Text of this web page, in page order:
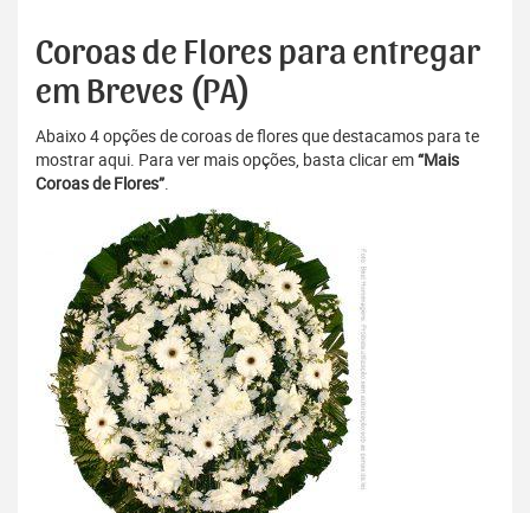
Coroas de Flores para entregar
em Breves (PA)
Abaixo 4 opções de coroas de flores que destacamos para te
mostrar aqui. Para ver mais opções, basta clicar em“Mais
Coroas de Flores”.